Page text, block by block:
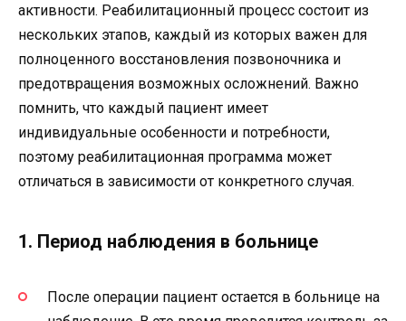
активности. Реабилитационный процесс состоит из
нескольких этапов, каждый из которых важен для
полноценного восстановления позвоночника и
предотвращения возможных осложнений. Важно
помнить, что каждый пациент имеет
индивидуальные особенности и потребности,
поэтому реабилитационная программа может
отличаться в зависимости от конкретного случая.
1. Период наблюдения в больнице
После операции пациент остается в больнице на